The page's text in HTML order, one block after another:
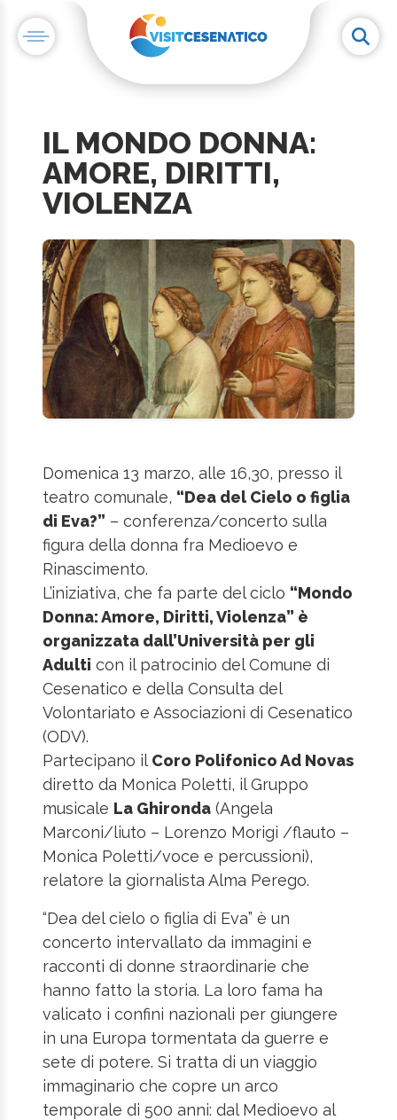
IL MONDO DONNA:
AMORE, DIRITTI,
VIOLENZA
Domenica 13 marzo, alle 16,30, presso il
teatro comunale, “Dea del Cielo o figlia
di Eva?” – conferenza/concerto sulla
figura della donna fra Medioevo e
Rinascimento.
L’iniziativa, che fa parte del ciclo “Mondo
Donna: Amore, Diritti, Violenza” è
organizzata dall’Università per gli
Adulti con il patrocinio del Comune di
Cesenatico e della Consulta del
Volontariato e Associazioni di Cesenatico
(ODV).
Partecipano il Coro Polifonico Ad Novas
diretto da Monica Poletti, il Gruppo
musicale La Ghironda (Angela
Marconi/liuto – Lorenzo Morigi /flauto –
Monica Poletti/voce e percussioni),
relatore la giornalista Alma Perego.
“Dea del cielo o figlia di Eva” è un
concerto intervallato da immagini e
racconti di donne straordinarie che
hanno fatto la storia. La loro fama ha
valicato i confini nazionali per giungere
in una Europa tormentata da guerre e
sete di potere. Si tratta di un viaggio
immaginario che copre un arco
temporale di 500 anni: dal Medioevo al